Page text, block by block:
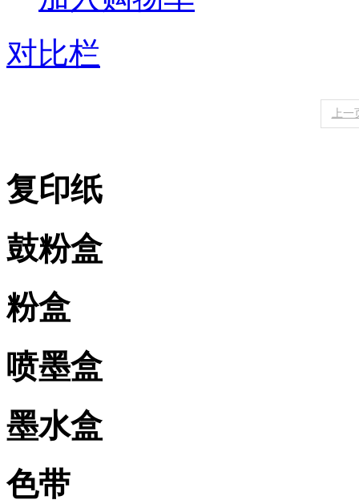
对比栏
上一
复印纸
鼓粉盒
粉盒
喷墨盒
墨水盒
色带